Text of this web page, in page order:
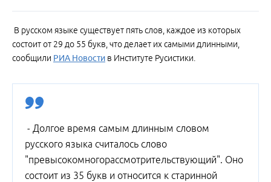
В русском языке существует пять слов, каждое из которых
состоит от 29 до 55 букв, что делает их самыми длинными,
сообщили РИА Новости в Институте Русистики.
- Долгое время самым длинным словом
русского языка считалось слово
"превысокомногорассмотрительствующий". Оно
состоит из 35 букв и относится к старинной